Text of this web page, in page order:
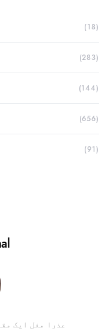
(18)
(283)
(144)
(656)
(91)
عذرا مغل ایک